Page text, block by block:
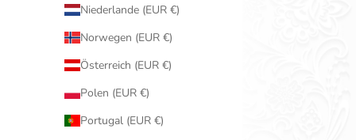
Niederlande (EUR €)
Norwegen (EUR €)
Österreich (EUR €)
Polen (EUR €)
Portugal (EUR €)